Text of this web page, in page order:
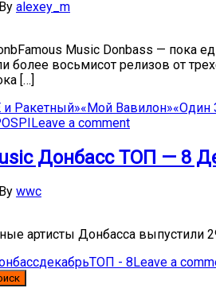
By alexey_m
Music Donbass — пока
более восьмисот релизов от
[…]
и Ракетный»«Мой Вавилон»«Один
Leave a comment
Донбасс ТОП — 8
By wwc
артисты Донбасса выпустили
декабрьТОП - 8 Leave a